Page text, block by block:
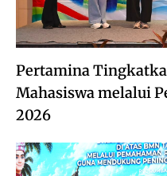
Pertamina
Mahasiswa melalui
2026